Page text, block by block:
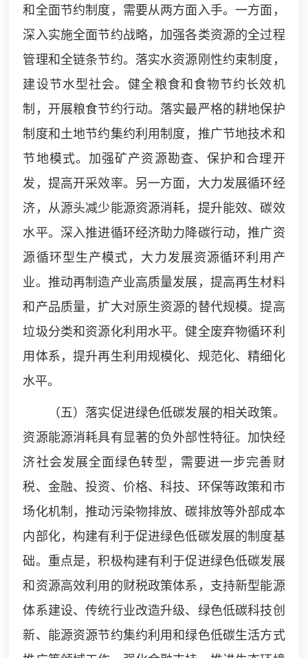
和全面节约制度，需要从两方面入手。一方面，
深入实施全面节约战略，加强各类资源的全过程
管理和全链条节约。落实水资源刚性约束制度，
建设节水型社会。健全粮食和食物节约长效机
制，开展粮食节约行动。落实最严格的耕地保护
制度和土地节约集约利用制度，推广节地技术和
节地模式。加强矿产资源勘查、保护和合理开
发，提高开采效率。另一方面，大力发展循环经
济，从源头减少能源资源消耗，提升能效、碳效
水平。深入推进循环经济助力降碳行动，推广资
源循环型生产模式，大力发展资源循环利用产
业。推动再制造产业高质量发展，提高再生材料
和产品质量，扩大对原生资源的替代规模。提高
垃圾分类和资源化利用水平。健全废弃物循环利
用体系，提升再生利用规模化、规范化、精细化
水平。
（五）落实促进绿色低碳发展的相关政策。
资源能源消耗具有显著的负外部性特征。加快经
济社会发展全面绿色转型，需要进一步完善财
税、金融、投资、价格、科技、环保等政策和市
场化机制，推动污染物排放、碳排放等外部成本
内部化，构建有利于促进绿色低碳发展的制度基
础。重点是，积极构建有利于促进绿色低碳发展
和资源高效利用的财税政策体系，支持新型能源
体系建设、传统行业改造升级、绿色低碳科技创
新、能源资源节约集约利用和绿色低碳生活方式